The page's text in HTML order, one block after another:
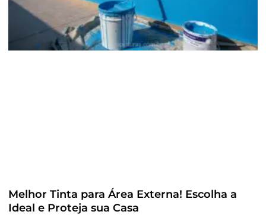
Melhor Tinta para Área Externa! Escolha a
Ideal e Proteja sua Casa